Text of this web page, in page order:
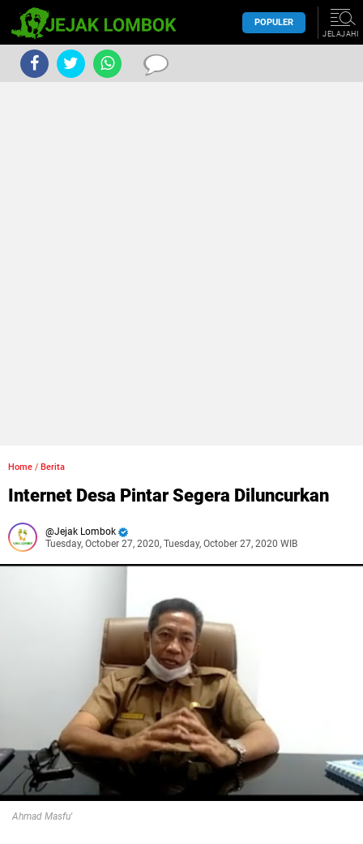
POPULER
JELAJAHI
Home / Berita
Internet Desa Pintar Segera Diluncurkan
Jejak Lombok
Tuesday, October 27, 2020, Tuesday, October 27, 2020 WIB
Ahmad Masfu'